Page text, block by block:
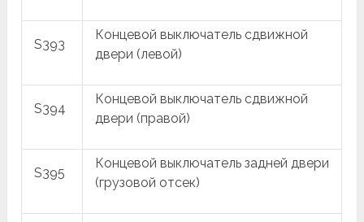
S393
Концевой выключатель сдвижной
двери (левой)
S394
Концевой выключатель сдвижной
двери (правой)
S395
Концевой выключатель задней двери
(грузовой отсек)